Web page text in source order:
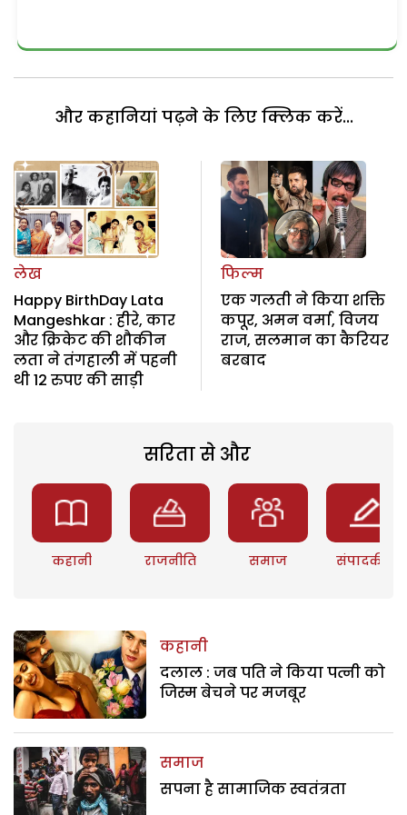
और कहानियां पढ़ने के लिए क्लिक करें...
लेख
Happy BirthDay Lata
Mangeshkar : हीरे, कार
और क्रिकेट की शौकीन
लता ने तंगहाली में पहनी
थी 12 रुपए की साड़ी
फिल्म
एक गलती ने किया शक्ति
कपूर, अमन वर्मा, विजय
राज, सलमान का कैरियर
बरबाद
सरिता से और
कहानी राजनीति समाज संपादकीय
कहानी
दलाल : जब पति ने किया पत्नी को
जिस्म बेचने पर मजबूर
समाज
सपना है सामाजिक स्वतंत्रता